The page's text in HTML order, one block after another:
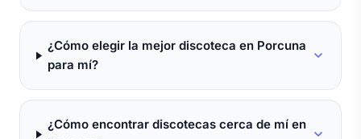
¿Cómo elegir la mejor discoteca en Porcuna
para mí?
¿Cómo encontrar discotecas cerca de mí en